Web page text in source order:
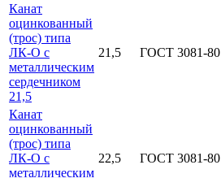
Канат
оцинкованный
(трос) типа
ЛК-О с
металлическим
сердечником
21,5
21,5 ГОСТ 3081-80
Канат
оцинкованный
(трос) типа
ЛК-О с
металлическим
22,5 ГОСТ 3081-80